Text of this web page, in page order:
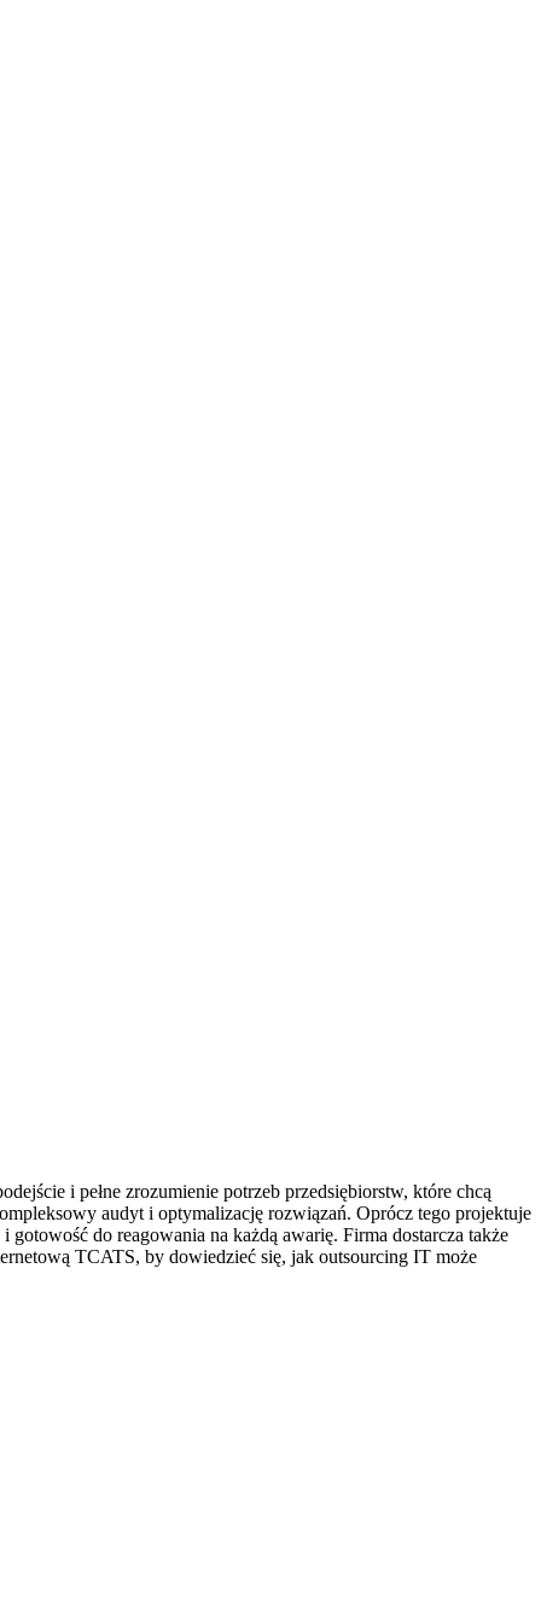
i pełne zrozumienie potrzeb przedsiębiorstw, które chcą
audyt i optymalizację rozwiązań. Oprócz tego projektuje
do reagowania na każdą awarię. Firma dostarcza także
TCATS, by dowiedzieć się, jak outsourcing IT może